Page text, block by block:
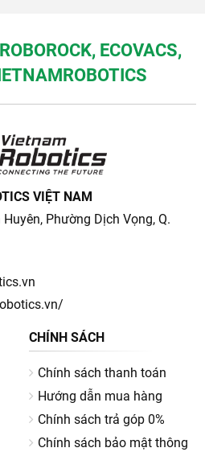
ECOVACS,
VIỆT NAM
Phường Dịch Vọng, Q.
CHÍNH SÁCH
Chính sách thanh toán
Hướng dẫn mua hàng
Chính sách trả góp 0%
Chính sách bảo mật thông